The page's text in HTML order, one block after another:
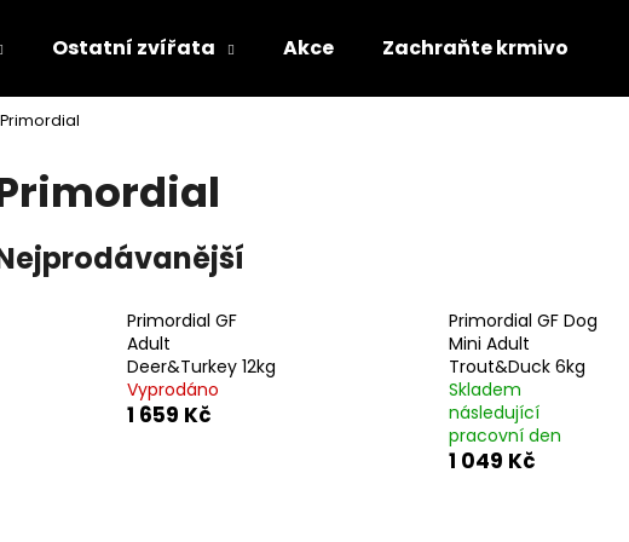
Ostatní zvířata Akce Zachraňte krmivo
Primordial
Primordial GF
Adult
Deer&Turkey 12kg
Vyprodáno
1 659 Kč
Primordial GF Dog
Mini Adult
Trout&Duck 6kg
Skladem
následující
pracovní den
1 049 Kč
Co potřebujete najít?
Doporučujeme